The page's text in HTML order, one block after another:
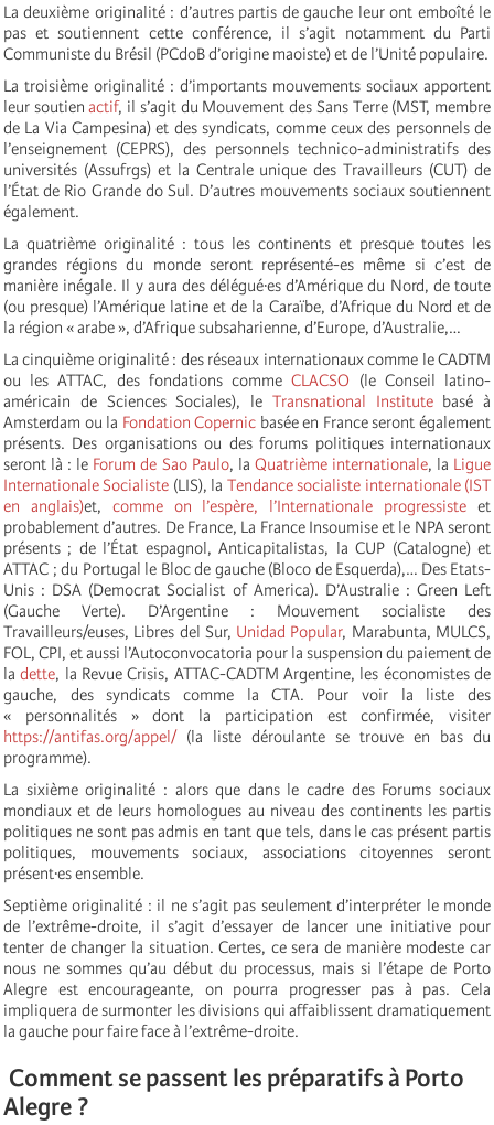
La deuxième originalité : d’autres partis de gauche leur ont emboîté le
pas et soutiennent cette conférence, il s’agit notamment du Parti
Communiste du Brésil (PCdoB d’origine maoiste) et de l’Unité populaire.
La troisième originalité : d’importants mouvements sociaux apportent
leur soutienactif, il s’agit du Mouvement des Sans Terre (MST, membre
de La Via Campesina) et des syndicats, comme ceux des personnels de
l’enseignement (CEPRS), des personnels technico-administratifs des
universités (Assufrgs) et la Centrale unique des Travailleurs (CUT) de
l’État de Rio Grande do Sul. D’autres mouvements sociaux soutiennent
également.
La quatrième originalité : tous les continents et presque toutes les
grandes régions du monde seront représenté-es même si c’est de
manière inégale. Il y aura des délégué·es d’Amérique du Nord, de toute
(ou presque) l’Amérique latine et de la Caraïbe, d’Afrique du Nord et de
la région « arabe », d’Afrique subsaharienne, d’Europe, d’Australie,…
La cinquième originalité : des réseaux internationaux comme le CADTM
ou les ATTAC, des fondations commeCLACSO (le Conseil latino-
américain de Sciences Sociales), le Transnational Institutebasé à
Amsterdam ou la Fondation Copernic basée en France seront également
présents. Des organisations ou des forums politiques internationaux
seront là : le Forum de Sao Paulo, la Quatrième internationale, la Ligue
Internationale Socialiste (LIS), la Tendance socialiste internationale (IST
en anglais)et, comme on l’espère, l’Internationale progressiste et
probablement d’autres. De France, La France Insoumise et le NPA seront
présents ; de l’État espagnol, Anticapitalistas, la CUP (Catalogne) et
ATTAC ; du Portugal le Bloc de gauche (Bloco de Esquerda),… Des Etats-
Unis : DSA (Democrat Socialist of America). D’Australie : Green Left
(Gauche Verte). D’Argentine : Mouvement socialiste des
Travailleurs/euses, Libres del Sur, Unidad Popular, Marabunta, MULCS,
FOL, CPI, et aussi l’Autoconvocatoria pour la suspension du paiement de
ladette, la Revue Crisis, ATTAC-CADTM Argentine, les économistes de
gauche, des syndicats comme la CTA. Pour voir la liste des
« personnalités » dont la participation est confirmée, visiter
https://antifas.org/appel/(la liste déroulante se trouve en bas du
programme).
La sixième originalité : alors que dans le cadre des Forums sociaux
mondiaux et de leurs homologues au niveau des continents les partis
politiques ne sont pas admis en tant que tels, dans le cas présent partis
politiques, mouvements sociaux, associations citoyennes seront
présent·es ensemble.
Septième originalité : il ne s’agit pas seulement d’interpréter le monde
de l’extrême-droite, il s’agit d’essayer de lancer une initiative pour
tenter de changer la situation. Certes, ce sera de manière modeste car
nous ne sommes qu’au début du processus, mais si l’étape de Porto
Alegre est encourageante, on pourra progresser pas à pas. Cela
impliquera de surmonter les divisions qui affaiblissent dramatiquement
la gauche pour faire face à l’extrême-droite.
Comment se passent les préparatifs à Porto
Alegre ?